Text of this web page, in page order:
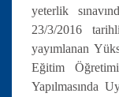
yeterlik
23/3/2016
yayımlanan
Eğitim
Yapılmasında